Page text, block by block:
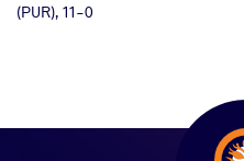
(PUR), 11-0